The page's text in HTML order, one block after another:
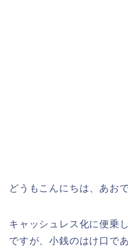
どうもこんにちは、あおで
キャッシュレス化に便乗
ですが、小銭のはけ口で